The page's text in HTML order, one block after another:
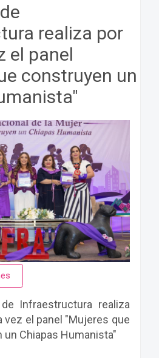
realiza por
el panel
construyen un
Infraestructura realiza
vez el panel "Mujeres que
un Chiapas Humanista"